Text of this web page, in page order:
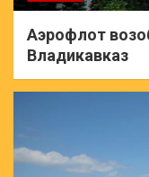
Аэрофлот
Владикавказ